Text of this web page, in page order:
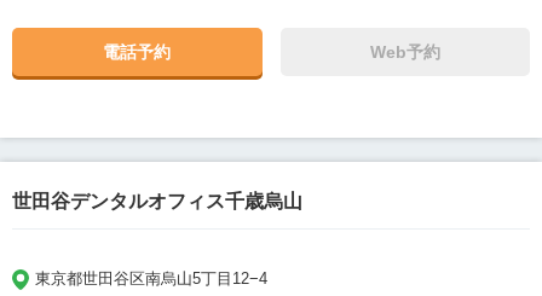
電話予約 Web予約
世田谷デンタルオフィス千歳烏山
東京都世田谷区南烏山5丁目12−4